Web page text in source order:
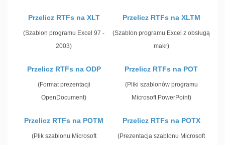
Przelicz RTFs na XLT
(Szablon programu Excel 97 -
2003)
Przelicz RTFs na XLTM
(Szablon programu Excel z obsługą
makr)
Przelicz RTFs na ODP
(Format prezentacji
OpenDocument)
Przelicz RTFs na POT
(Pliki szablonów programu
Microsoft PowerPoint)
Przelicz RTFs na POTM
(Plik szablonu Microsoft
Przelicz RTFs na POTX
(Prezentacja szablonu Microsoft